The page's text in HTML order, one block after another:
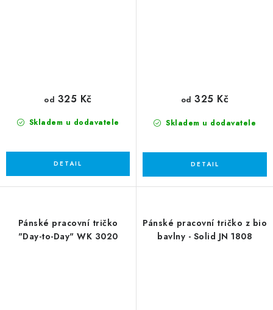
Skladem u dodavatele
od 325 Kč
Skladem u dodavatele
od 325 Kč
Pánské pracovní tričko
"Day-to-Day" WK 3020
Pánské pracovní tričko z bio
bavlny - Solid JN 1808